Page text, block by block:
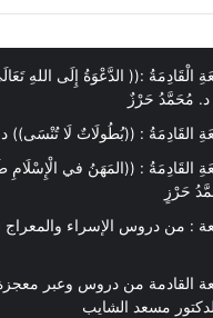
الْقَادِمَةُ :(( الدَّعْوَةُ إِلَى اللهِ
د. مُحَمَّدُ حَرْزٌ
القَادِمَةُ : ((بُطُولَاتٌ لَا تُنْسَى))
القَادِمَةُ : ((المَهَنُ في الْإِسْلَامِ
حَرْزٍ
: من دروس الإسراء والمعراج
القادمة من دروس وعبر معجزة
مسعد الشايب